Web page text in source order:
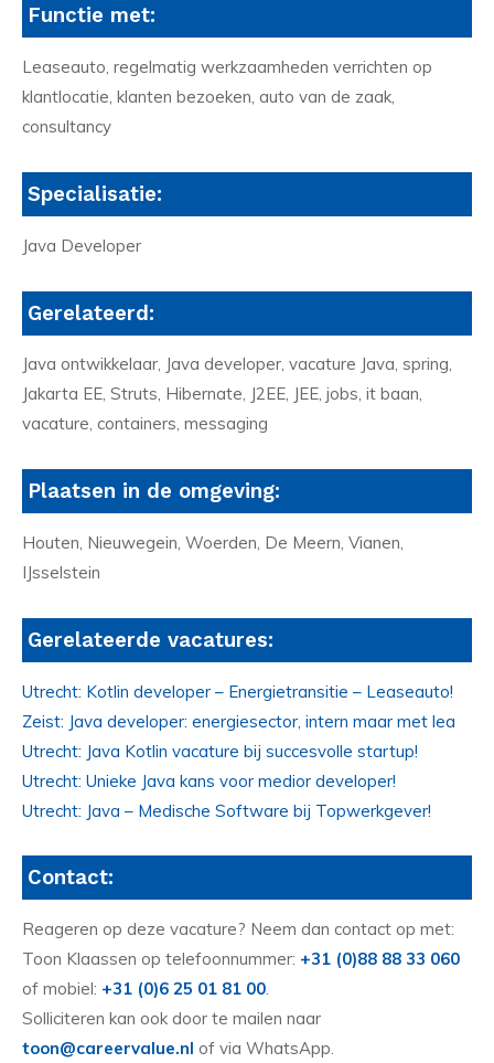
Functie met:
Leaseauto, regelmatig werkzaamheden verrichten op
klantlocatie, klanten bezoeken, auto van de zaak,
consultancy
Specialisatie:
Java Developer
Gerelateerd:
Java ontwikkelaar, Java developer, vacature Java, spring,
Jakarta EE, Struts, Hibernate, J2EE, JEE, jobs, it baan,
vacature, containers, messaging
Plaatsen in de omgeving:
Houten, Nieuwegein, Woerden, De Meern, Vianen,
IJsselstein
Gerelateerde vacatures:
Utrecht: Kotlin developer – Energietransitie – Leaseauto!
Zeist: Java developer: energiesector, intern maar met lea
Utrecht: Java Kotlin vacature bij succesvolle startup!
Utrecht: Unieke Java kans voor medior developer!
Utrecht: Java – Medische Software bij Topwerkgever!
Contact:
Reageren op deze vacature? Neem dan contact op met:
Toon Klaassen op telefoonnummer: +31 (0)88 88 33 060
of mobiel: +31 (0)6 25 01 81 00.
Solliciteren kan ook door te mailen naar
toon@careervalue.nl of via WhatsApp.